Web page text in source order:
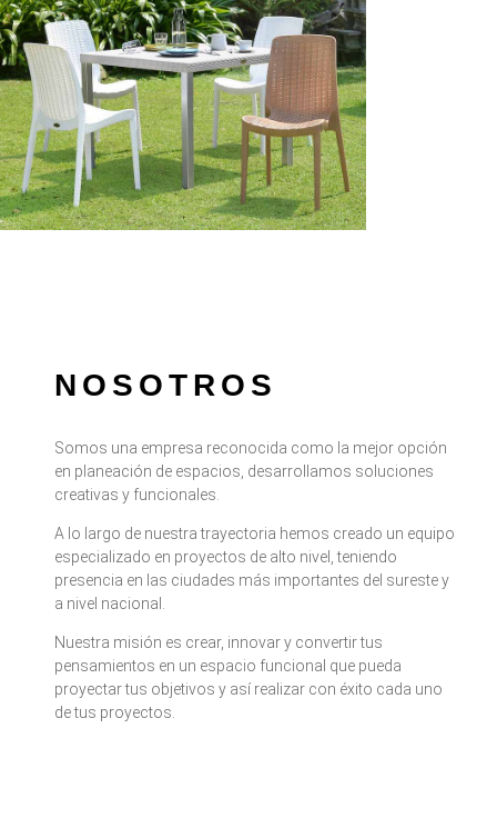
NOSOTROS
Somos una empresa reconocida como la mejor opción
en planeación de espacios, desarrollamos soluciones
creativas y funcionales.
A lo largo de nuestra trayectoria hemos creado un equipo
especializado en proyectos de alto nivel, teniendo
presencia en las ciudades más importantes del sureste y
a nivel nacional.
Nuestra misión es crear, innovar y convertir tus
pensamientos en un espacio funcional que pueda
proyectar tus objetivos y así realizar con éxito cada uno
de tus proyectos.